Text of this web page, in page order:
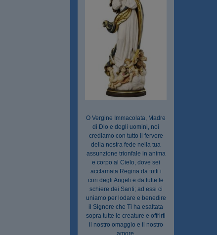
O Vergine Immacolata, Madre
di Dio e degli uomini, noi
crediamo con tutto il fervore
della nostra fede nella tua
assunzione trionfale in anima
e corpo al Cielo, dove sei
acclamata Regina da tutti i
cori degli Angeli e da tutte le
schiere dei Santi; ad essi ci
uniamo per lodare e benedire
il Signore che Ti ha esaltata
sopra tutte le creature e offrirti
il nostro omaggio e il nostro